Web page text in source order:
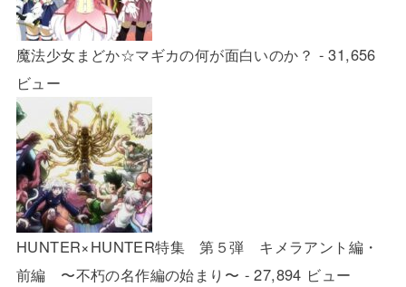
魔法少女まどか☆マギカの何が面白いのか？ - 31,656
ビュー
HUNTER×HUNTER特集 第５弾 キメラアント編・
前編 〜不朽の名作編の始まり〜 - 27,894 ビュー